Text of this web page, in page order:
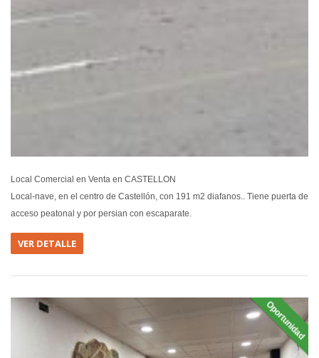
Local Comercial en Venta en CASTELLON
Local-nave, en el centro de Castellón, con 191 m2 diafanos.. Tiene puerta de
acceso peatonal y por persian con escaparate.
VER DETALLE
Oportunidad
EN